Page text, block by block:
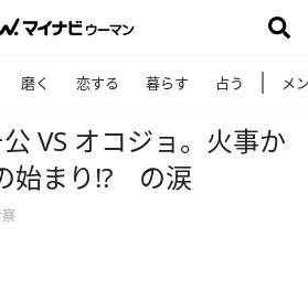
磨く 恋する 暮らす 占う メ
公 VS オコジョ。火事か
始まり!? の涙